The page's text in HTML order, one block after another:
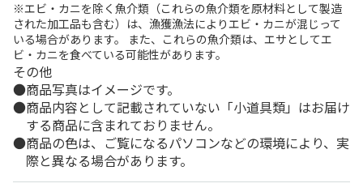
※エビ・カニを除く魚介類（これらの魚介類を原材料として製造
された加工品も含む）は、漁獲漁法によりエビ・カニが混じって
いる場合があります。 また、これらの魚介類は、エサとしてエ
ビ・カニを食べている可能性があります。
その他
商品写真はイメージです。
商品内容として記載されていない「小道具類」はお届け
する商品に含まれておりません。
商品の色は、ご覧になるパソコンなどの環境により、実
際と異なる場合があります。